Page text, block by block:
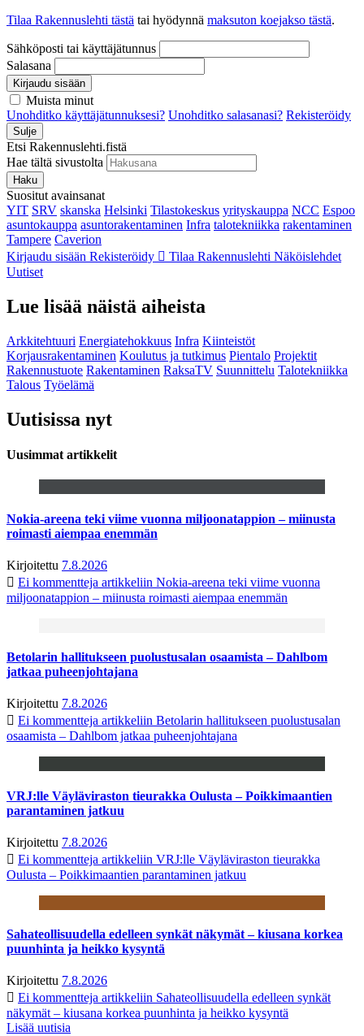
Tilaa Rakennuslehti tästä tai hyödynnä maksuton koejakso tästä.
Sähköposti tai käyttäjätunnus
Salasana
Kirjaudu sisään
Muista minut
Unohditko käyttäjätunnuksesi? Unohditko salasanasi? Rekisteröidy
Sulje
Etsi Rakennuslehti.fistä
Hae tältä sivustolta
Haku
Suositut avainsanat
YIT SRV skanska Helsinki Tilastokeskus yrityskauppa NCC Espoo
asuntokauppa asuntorakentaminen Infra talotekniikka rakentaminen
Tampere Caverion
Kirjaudu sisään Rekisteröidy Tilaa Rakennuslehti Näköislehdet
Uutiset
Lue lisää näistä aiheista
Arkkitehtuuri Energiatehokkuus Infra Kiinteistöt
Korjausrakentaminen Koulutus ja tutkimus Pientalo Projektit
Rakennustuote Rakentaminen RaksaTV Suunnittelu Talotekniikka
Talous Työelämä
Uutisissa nyt
Uusimmat artikkelit
Nokia-areena teki viime vuonna miljoonatappion – miinusta
roimasti aiempaa enemmän
Kirjoitettu 7.8.2026
Ei kommentteja artikkeliin Nokia-areena teki viime vuonna
miljoonatappion – miinusta roimasti aiempaa enemmän
Betolarin hallitukseen puolustusalan osaamista – Dahlbom
jatkaa puheenjohtajana
Kirjoitettu 7.8.2026
Ei kommentteja artikkeliin Betolarin hallitukseen puolustusalan
osaamista – Dahlbom jatkaa puheenjohtajana
VRJ:lle Väyläviraston tieurakka Oulusta – Poikkimaantien
parantaminen jatkuu
Kirjoitettu 7.8.2026
Ei kommentteja artikkeliin VRJ:lle Väyläviraston tieurakka
Oulusta – Poikkimaantien parantaminen jatkuu
Sahateollisuudella edelleen synkät näkymät – kiusana korkea
puunhinta ja heikko kysyntä
Kirjoitettu 7.8.2026
Ei kommentteja artikkeliin Sahateollisuudella edelleen synkät
näkymät – kiusana korkea puunhinta ja heikko kysyntä
Lisää uutisia